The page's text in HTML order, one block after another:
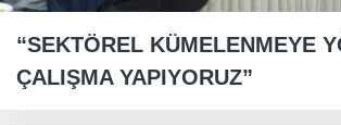
“SEKTÖREL KÜMELENMEYE
ÇALIŞMA YAPIYORUZ”